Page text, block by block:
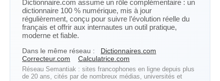
Dictionnaire.com assume un rôle complémentaire : un
dictionnaire 100 % numérique, mis à jour
régulièrement, conçu pour suivre l’évolution réelle du
français et offrir aux internautes un outil pratique,
moderne et fiable.
Dans le même réseau :
Dictionnaires.com
Correcteur.com
Calculatrice.com
Réseau Semantiak : sites francophones en ligne depuis plus
de 20 ans, cités par de nombreux médias, universités et